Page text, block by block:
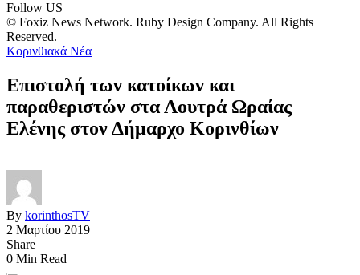
Follow US
© Foxiz News Network. Ruby Design Company. All Rights
Reserved.
Κορινθιακά Νέα
Επιστολή των κατοίκων και
παραθεριστών στα Λουτρά Ωραίας
Ελένης στον Δήμαρχο Κορινθίων
By korinthosTV
2 Μαρτίου 2019
Share
0 Min Read